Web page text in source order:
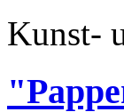
Kunst-